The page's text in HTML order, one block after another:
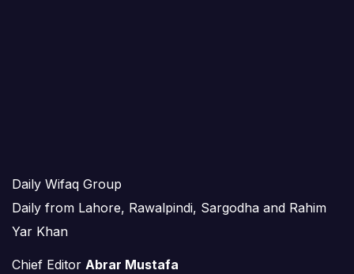
Daily Wifaq Group
Daily from Lahore, Rawalpindi, Sargodha and Rahim
Yar Khan
Chief Editor Abrar Mustafa